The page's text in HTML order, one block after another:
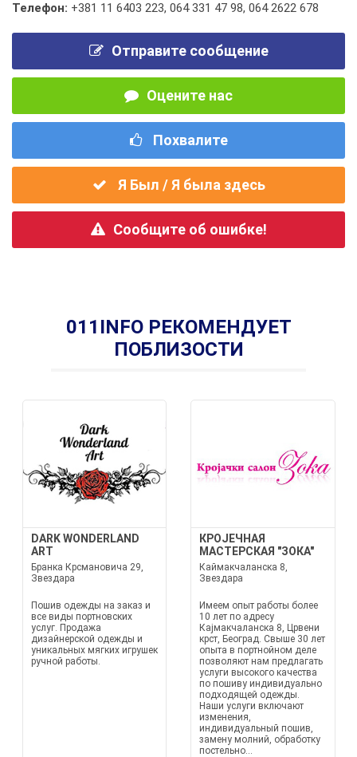
Телефон: +381 11 6403 223, 064 331 47 98, 064 2622 678
Отправите сообщение
Оцените нас
Похвалите
Я Был / Я была здесь
Сообщите об ошибке!
011INFO РЕКОМЕНДУЕТ
ПОБЛИЗОСТИ
DARK WONDERLAND
ART
Бранка Крсмановича 29,
Звездара
Пошив одежды на заказ и
все виды портновских
услуг. Продажа
дизайнерской одежды и
уникальных мягких игрушек
ручной работы.
КРОЈЕЧНАЯ
МАСТЕРСКАЯ "ЗОКА"
Каймакчаланска 8,
Звездара
Имеем опыт работы более
10 лет по адресу
Кајмакчаланска 8, Црвени
крст, Београд. Свыше 30 лет
опыта в портнойном деле
позволяют нам предлагать
услуги высокого качества
по пошиву индивидуально
подходящей одежды.
Наши услуги включают
изменения,
индивидуальный пошив,
замену молний, обработку
постельно...